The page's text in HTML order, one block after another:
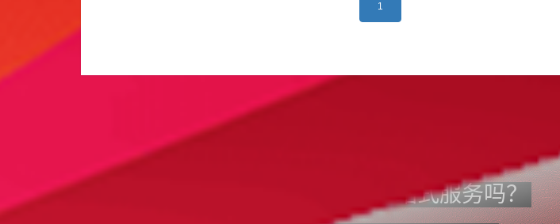
1
信任我们是合作的前提！
您需要我们为您提供网站建设一站式服务吗？